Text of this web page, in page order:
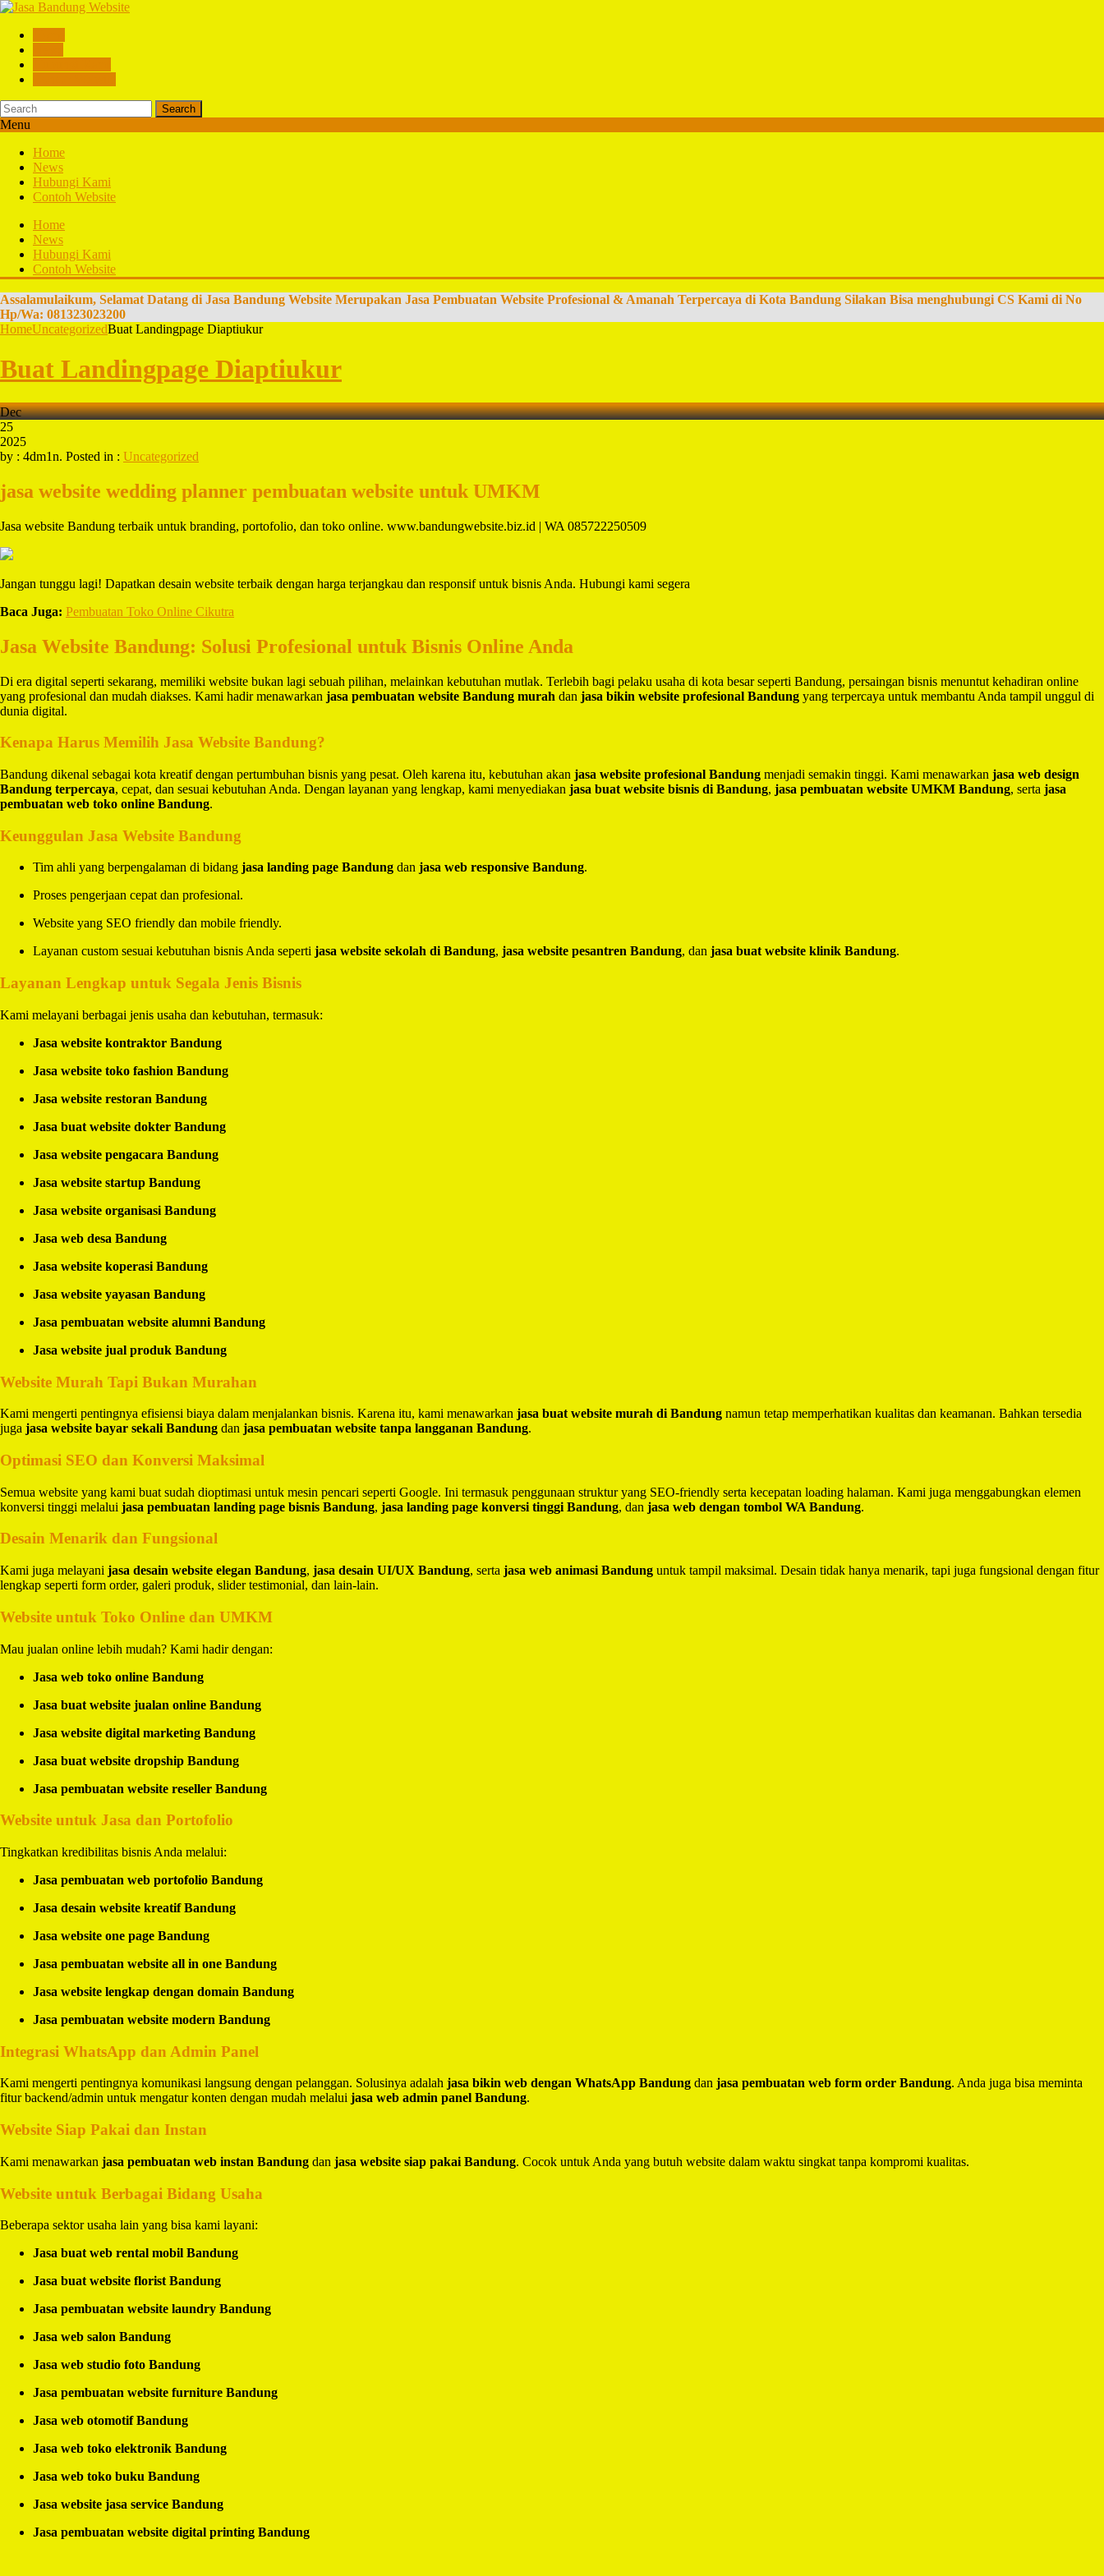
Search
Menu
Home
News
Hubungi Kami
Contoh Website
Home
News
Hubungi Kami
Contoh Website
Assalamulaikum, Selamat Datang di Jasa Bandung Website Merupakan Jasa Pembuatan Website Profesional & Amanah Terpercaya di Kota Bandung Silakan Bisa menghubungi CS Kami di No
Hp/Wa: 081323023200
HomeUncategorizedBuat Landingpage Diaptiukur
Buat Landingpage Diaptiukur
Dec
25
2025
by : 4dm1n. Posted in : Uncategorized
jasa website wedding planner pembuatan website untuk UMKM
Jasa website Bandung terbaik untuk branding, portofolio, dan toko online. www.bandungwebsite.biz.id | WA 085722250509
Jangan tunggu lagi! Dapatkan desain website terbaik dengan harga terjangkau dan responsif untuk bisnis Anda. Hubungi kami segera
Baca Juga: Pembuatan Toko Online Cikutra
Jasa Website Bandung: Solusi Profesional untuk Bisnis Online Anda
Di era digital seperti sekarang, memiliki website bukan lagi sebuah pilihan, melainkan kebutuhan mutlak. Terlebih bagi pelaku usaha di kota besar seperti Bandung, persaingan bisnis menuntut kehadiran online
yang profesional dan mudah diakses. Kami hadir menawarkan jasa pembuatan website Bandung murah dan jasa bikin website profesional Bandung yang terpercaya untuk membantu Anda tampil unggul di
dunia digital.
Kenapa Harus Memilih Jasa Website Bandung?
Bandung dikenal sebagai kota kreatif dengan pertumbuhan bisnis yang pesat. Oleh karena itu, kebutuhan akan jasa website profesional Bandung menjadi semakin tinggi. Kami menawarkan jasa web design
Bandung terpercaya, cepat, dan sesuai kebutuhan Anda. Dengan layanan yang lengkap, kami menyediakan jasa buat website bisnis di Bandung, jasa pembuatan website UMKM Bandung, serta jasa
pembuatan web toko online Bandung.
Keunggulan Jasa Website Bandung
Tim ahli yang berpengalaman di bidang jasa landing page Bandung dan jasa web responsive Bandung.
Proses pengerjaan cepat dan profesional.
Website yang SEO friendly dan mobile friendly.
Layanan custom sesuai kebutuhan bisnis Anda seperti jasa website sekolah di Bandung, jasa website pesantren Bandung, dan jasa buat website klinik Bandung.
Layanan Lengkap untuk Segala Jenis Bisnis
Kami melayani berbagai jenis usaha dan kebutuhan, termasuk:
Jasa website kontraktor Bandung
Jasa website toko fashion Bandung
Jasa website restoran Bandung
Jasa buat website dokter Bandung
Jasa website pengacara Bandung
Jasa website startup Bandung
Jasa website organisasi Bandung
Jasa web desa Bandung
Jasa website koperasi Bandung
Jasa website yayasan Bandung
Jasa pembuatan website alumni Bandung
Jasa website jual produk Bandung
Website Murah Tapi Bukan Murahan
Kami mengerti pentingnya efisiensi biaya dalam menjalankan bisnis. Karena itu, kami menawarkan jasa buat website murah di Bandung namun tetap memperhatikan kualitas dan keamanan. Bahkan tersedia
juga jasa website bayar sekali Bandung dan jasa pembuatan website tanpa langganan Bandung.
Optimasi SEO dan Konversi Maksimal
Semua website yang kami buat sudah dioptimasi untuk mesin pencari seperti Google. Ini termasuk penggunaan struktur yang SEO-friendly serta kecepatan loading halaman. Kami juga menggabungkan elemen
konversi tinggi melalui jasa pembuatan landing page bisnis Bandung, jasa landing page konversi tinggi Bandung, dan jasa web dengan tombol WA Bandung.
Desain Menarik dan Fungsional
Kami juga melayani jasa desain website elegan Bandung, jasa desain UI/UX Bandung, serta jasa web animasi Bandung untuk tampil maksimal. Desain tidak hanya menarik, tapi juga fungsional dengan fitur
lengkap seperti form order, galeri produk, slider testimonial, dan lain-lain.
Website untuk Toko Online dan UMKM
Mau jualan online lebih mudah? Kami hadir dengan:
Jasa web toko online Bandung
Jasa buat website jualan online Bandung
Jasa website digital marketing Bandung
Jasa buat website dropship Bandung
Jasa pembuatan website reseller Bandung
Website untuk Jasa dan Portofolio
Tingkatkan kredibilitas bisnis Anda melalui:
Jasa pembuatan web portofolio Bandung
Jasa desain website kreatif Bandung
Jasa website one page Bandung
Jasa pembuatan website all in one Bandung
Jasa website lengkap dengan domain Bandung
Jasa pembuatan website modern Bandung
Integrasi WhatsApp dan Admin Panel
Kami mengerti pentingnya komunikasi langsung dengan pelanggan. Solusinya adalah jasa bikin web dengan WhatsApp Bandung dan jasa pembuatan web form order Bandung. Anda juga bisa meminta
fitur backend/admin untuk mengatur konten dengan mudah melalui jasa web admin panel Bandung.
Website Siap Pakai dan Instan
Kami menawarkan jasa pembuatan web instan Bandung dan jasa website siap pakai Bandung. Cocok untuk Anda yang butuh website dalam waktu singkat tanpa kompromi kualitas.
Website untuk Berbagai Bidang Usaha
Beberapa sektor usaha lain yang bisa kami layani:
Jasa buat web rental mobil Bandung
Jasa buat website florist Bandung
Jasa pembuatan website laundry Bandung
Jasa web salon Bandung
Jasa web studio foto Bandung
Jasa pembuatan website furniture Bandung
Jasa web otomotif Bandung
Jasa web toko elektronik Bandung
Jasa web toko buku Bandung
Jasa website jasa service Bandung
Jasa pembuatan website digital printing Bandung